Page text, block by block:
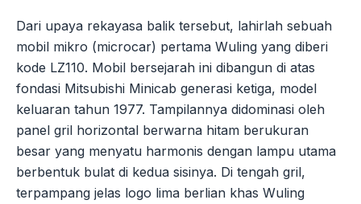
Dari upaya rekayasa balik tersebut, lahirlah sebuah
mobil mikro (microcar) pertama Wuling yang diberi
kode LZ110. Mobil bersejarah ini dibangun di atas
fondasi Mitsubishi Minicab generasi ketiga, model
keluaran tahun 1977. Tampilannya didominasi oleh
panel gril horizontal berwarna hitam berukuran
besar yang menyatu harmonis dengan lampu utama
berbentuk bulat di kedua sisinya. Di tengah gril,
terpampang jelas logo lima berlian khas Wuling